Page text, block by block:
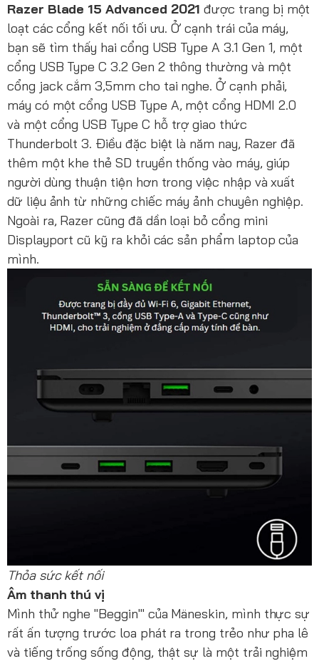
Razer Blade 15 Advanced 2021 được trang bị một
loạt các cổng kết nối tối ưu. Ở cạnh trái của máy,
bạn sẽ tìm thấy hai cổng USB Type A 3.1 Gen 1, một
cổng USB Type C 3.2 Gen 2 thông thường và một
cổng jack cắm 3,5mm cho tai nghe. Ở cạnh phải,
máy có một cổng USB Type A, một cổng HDMI 2.0
và một cổng USB Type C hỗ trợ giao thức
Thunderbolt 3. Điều đặc biệt là năm nay, Razer đã
thêm một khe thẻ SD truyền thống vào máy, giúp
người dùng thuận tiện hơn trong việc nhập và xuất
dữ liệu ảnh từ những chiếc máy ảnh chuyên nghiệp.
Ngoài ra, Razer cũng đã dần loại bỏ cổng mini
Displayport cũ kỹ ra khỏi các sản phẩm laptop của
mình.
Thỏa sức kết nối
Âm thanh thú vị
Mình thử nghe "Beggin'" của Mäneskin, mình thực sự
rất ấn tượng trước loa phát ra trong trẻo như pha lê
và tiếng trống sống động, thật sự là một trải nghiệm